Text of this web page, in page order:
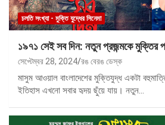
চলতি সংখ্যা - মুক্তি যুদ্ধের সিনেমা
১৯৭১ সেই সব দিন: নতুন প্রজন্মকে মুক্তির
সেপ্টেম্বর 28, 2024 রঙ বেরঙ ডেস্ক
মাসুম আওয়াল বাংলাদেশের মুক্তিযুদ্ধ একটা
ইতিহাস এখনো সবার হৃদয় ছুঁয়ে যায়। নতুন…